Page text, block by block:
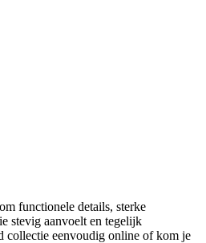
functionele details, sterke
stevig aanvoelt en tegelijk
collectie eenvoudig online of kom je